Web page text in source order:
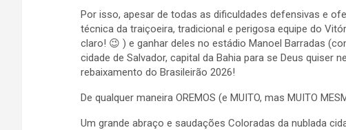
Por isso, apesar de todas as dificuldades defensivas e
técnica da traiçoeira, tradicional e perigosa equipe do
claro! 😉 ) e ganhar deles no estádio Manoel Barradas
cidade de Salvador, capital da Bahia para se Deus quiser
rebaixamento do Brasileirão 2026!
De qualquer maneira OREMOS (e MUITO, mas MUITO
Um grande abraço e saudações Coloradas da nublada